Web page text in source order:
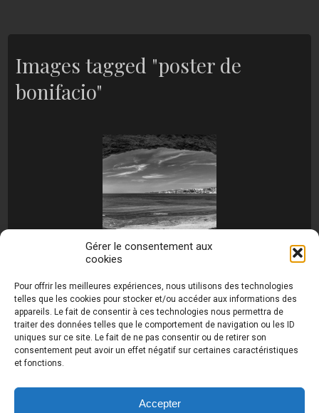
Gérer le consentement aux
cookies
Pour offrir les meilleures expériences, nous utilisons des technologies
telles que les cookies pour stocker et/ou accéder aux informations des
appareils. Le fait de consentir à ces technologies nous permettra de
traiter des données telles que le comportement de navigation ou les ID
uniques sur ce site. Le fait de ne pas consentir ou de retirer son
consentement peut avoir un effet négatif sur certaines caractéristiques
et fonctions.
Accepter
Images tagged "poster de
bonifacio"
raynaud.com ©
Toutes les photos de ce site sont